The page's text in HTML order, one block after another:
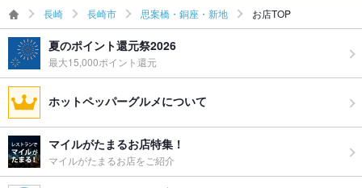
長崎 長崎市 思案橋・銅座・新地 お店TOP
夏のポイント還元祭2026
最大15,000ポイント還元
ホットペッパーグルメについて
マイルがたまるお店特集！
マイルがたまるお店をご紹介